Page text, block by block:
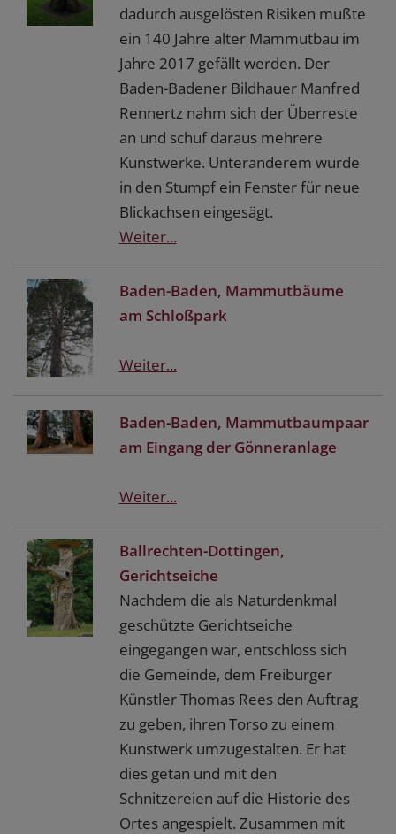
dadurch ausgelösten Risiken mußte
ein 140 Jahre alter Mammutbau im
Jahre 2017 gefällt werden. Der
Baden-Badener Bildhauer Manfred
Rennertz nahm sich der Überreste
an und schuf daraus mehrere
Kunstwerke. Unteranderem wurde
in den Stumpf ein Fenster für neue
Blickachsen eingesägt.
Weiter...
Baden-Baden, Mammutbäume
am Schloßpark
Weiter...
Baden-Baden, Mammutbaumpaar
am Eingang der Gönneranlage
Weiter...
Ballrechten-Dottingen,
Gerichtseiche
Nachdem die als Naturdenkmal
geschützte Gerichtseiche
eingegangen war, entschloss sich
die Gemeinde, dem Freiburger
Künstler Thomas Rees den Auftrag
zu geben, ihren Torso zu einem
Kunstwerk umzugestalten. Er hat
dies getan und mit den
Schnitzereien auf die Historie des
Ortes angespielt. Zusammen mit